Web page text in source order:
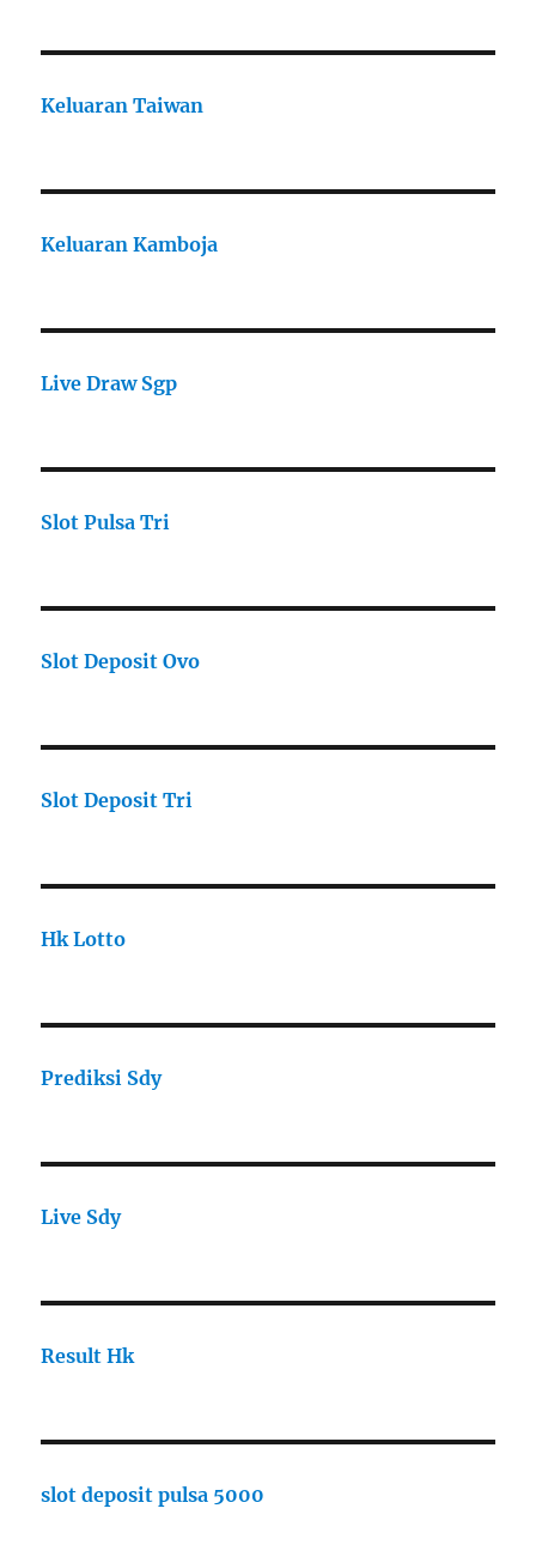
Keluaran Taiwan
Keluaran Kamboja
Live Draw Sgp
Slot Pulsa Tri
Slot Deposit Ovo
Slot Deposit Tri
Hk Lotto
Prediksi Sdy
Live Sdy
Result Hk
slot deposit pulsa 5000